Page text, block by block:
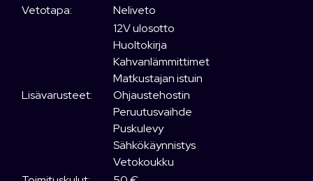
Vetotapa:
Neliveto
Lisävarusteet:
12V ulosotto
Huoltokirja
Kahvanlämmittimet
Matkustajan istuin
Ohjaustehostin
Peruutusvaihde
Puskulevy
Sähkökäynnistys
Vetokoukku